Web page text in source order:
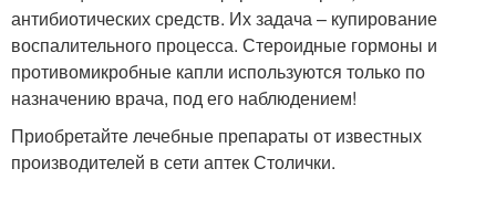
антибиотических средств. Их задача – купирование
воспалительного процесса. Стероидные гормоны и
противомикробные капли используются только по
назначению врача, под его наблюдением!
Приобретайте лечебные препараты от известных
производителей в сети аптек Столички.